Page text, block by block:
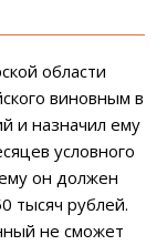
области
виновным в
и назначил ему
условного
он должен
тысяч рублей.
не сможет